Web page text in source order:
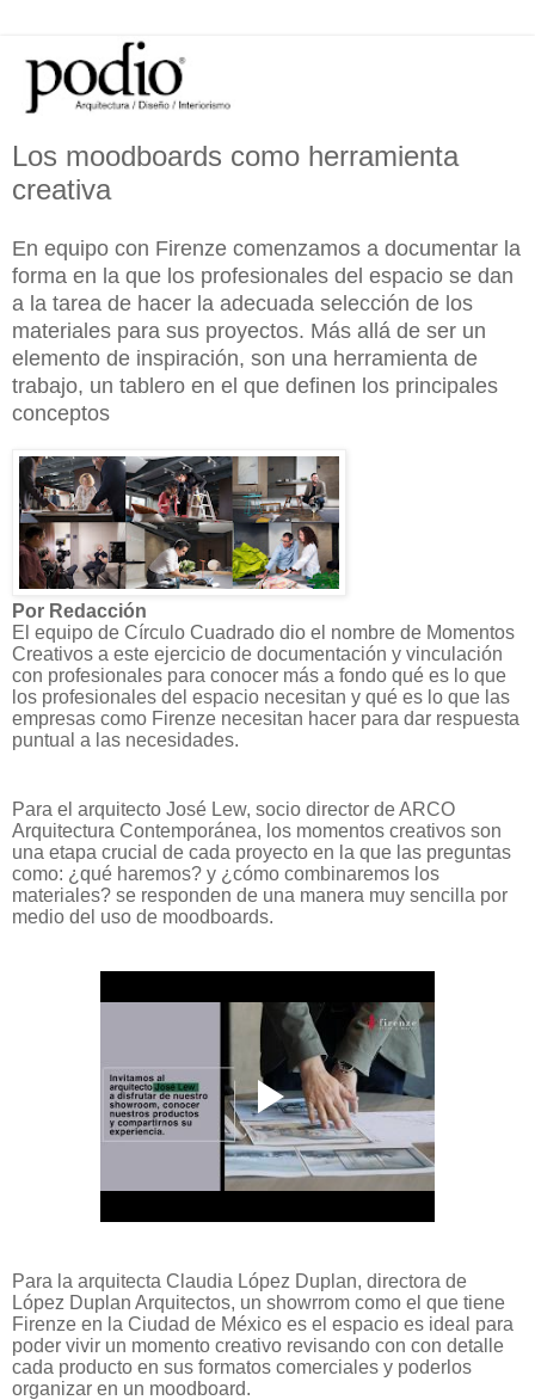
Los moodboards como herramienta
creativa
En equipo con Firenze comenzamos a documentar la
forma en la que los profesionales del espacio se dan
a la tarea de hacer la adecuada selección de los
materiales para sus proyectos. Más allá de ser un
elemento de inspiración, son una herramienta de
trabajo, un tablero en el que definen los principales
conceptos
Por Redacción
El equipo de Círculo Cuadrado dio el nombre de Momentos
Creativos a este ejercicio de documentación y vinculación
con profesionales para conocer más a fondo qué es lo que
los profesionales del espacio necesitan y qué es lo que las
empresas como Firenze necesitan hacer para dar respuesta
puntual a las necesidades.
Para el arquitecto José Lew, socio director de ARCO
Arquitectura Contemporánea, los momentos creativos son
una etapa crucial de cada proyecto en la que las preguntas
como: ¿qué haremos? y ¿cómo combinaremos los
materiales? se responden de una manera muy sencilla por
medio del uso de moodboards.
Para la arquitecta Claudia López Duplan, directora de
López Duplan Arquitectos, un showrrom como el que tiene
Firenze en la Ciudad de México es el espacio es ideal para
poder vivir un momento creativo revisando con con detalle
cada producto en sus formatos comerciales y poderlos
organizar en un moodboard.